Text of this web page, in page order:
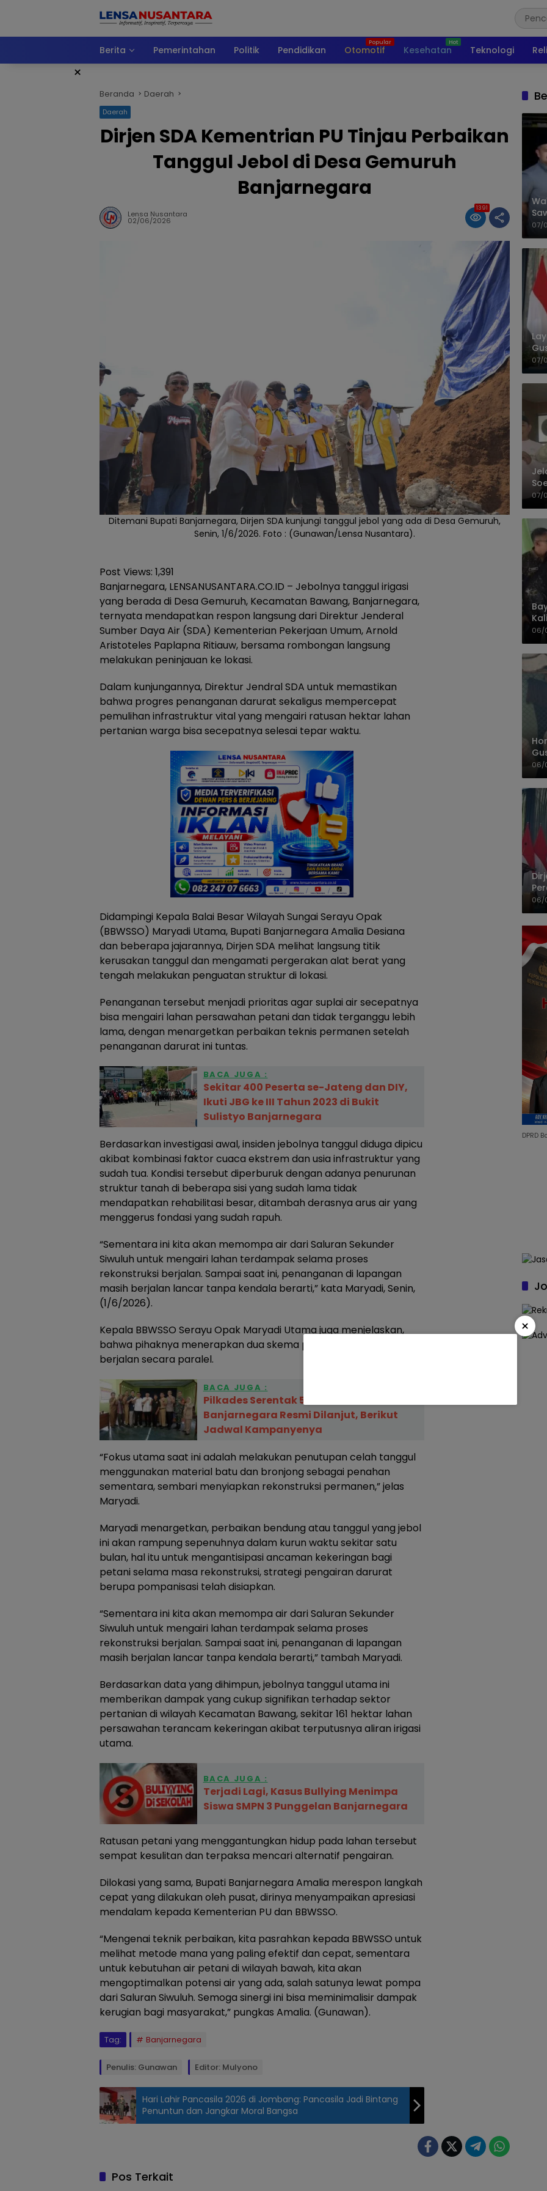
Berita
Pemerintahan Politik Pendidikan Otomotif Kesehatan Teknologi
×
Beranda Daerah
Daerah
Dirjen SDA Kementrian PU Tinjau Perbaikan
Tanggul Jebol di Desa Gemuruh
Banjarnegara
Lensa Nusantara
02/06/2026
1391
Ditemani Bupati Banjarnegara, Dirjen SDA kunjungi tanggul jebol yang ada di Desa Gemuruh,
Senin, 1/6/2026. Foto : (Gunawan/Lensa Nusantara).
Post Views: 1,391
Banjarnegara, LENSANUSANTARA.CO.ID – Jebolnya tanggul irigasi
yang berada di Desa Gemuruh, Kecamatan Bawang, Banjarnegara,
ternyata mendapatkan respon langsung dari Direktur Jenderal
Sumber Daya Air (SDA) Kementerian Pekerjaan Umum, Arnold
Aristoteles Paplapna Ritiauw, bersama rombongan langsung
melakukan peninjauan ke lokasi.
Dalam kunjungannya, Direktur Jendral SDA untuk memastikan
bahwa progres penanganan darurat sekaligus mempercepat
pemulihan infrastruktur vital yang mengairi ratusan hektar lahan
pertanian warga bisa secepatnya selesai tepar waktu.
Didampingi Kepala Balai Besar Wilayah Sungai Serayu Opak
(BBWSSO) Maryadi Utama, Bupati Banjarnegara Amalia Desiana
dan beberapa jajarannya, Dirjen SDA melihat langsung titik
kerusakan tanggul dan mengamati pergerakan alat berat yang
tengah melakukan penguatan struktur di lokasi.
Penanganan tersebut menjadi prioritas agar suplai air secepatnya
bisa mengairi lahan persawahan petani dan tidak terganggu lebih
lama, dengan menargetkan perbaikan teknis permanen setelah
penanganan darurat ini tuntas.
BACA JUGA :
Sekitar 400 Peserta se-Jateng dan DIY,
Ikuti JBG ke III Tahun 2023 di Bukit
Sulistyo Banjarnegara
Berdasarkan investigasi awal, insiden jebolnya tanggul diduga dipicu
akibat kombinasi faktor cuaca ekstrem dan usia infrastruktur yang
sudah tua. Kondisi tersebut diperburuk dengan adanya penurunan
struktur tanah di beberapa sisi yang sudah lama tidak
mendapatkan rehabilitasi besar, ditambah derasnya arus air yang
menggerus fondasi yang sudah rapuh.
“Sementara ini kita akan memompa air dari Saluran Sekunder
Siwuluh untuk mengairi lahan terdampak selama proses
rekonstruksi berjalan. Sampai saat ini, penanganan di lapangan
masih berjalan lancar tanpa kendala berarti,” kata Maryadi, Senin,
(1/6/2026).
Kepala BBWSSO Serayu Opak Maryadi Utama juga menjelaskan,
bahwa pihaknya menerapkan dua skema penanganan yang
berjalan secara paralel.
BACA JUGA :
Pilkades Serentak 57 Desa di
Banjarnegara Resmi Dilanjut, Berikut
Jadwal Kampanyenya
“Fokus utama saat ini adalah melakukan penutupan celah tanggul
menggunakan material batu dan bronjong sebagai penahan
sementara, sembari menyiapkan rekonstruksi permanen,” jelas
Maryadi.
Maryadi menargetkan, perbaikan bendung atau tanggul yang jebol
ini akan rampung sepenuhnya dalam kurun waktu sekitar satu
bulan, hal itu untuk mengantisipasi ancaman kekeringan bagi
petani selama masa rekonstruksi, strategi pengairan darurat
berupa pompanisasi telah disiapkan.
“Sementara ini kita akan memompa air dari Saluran Sekunder
Siwuluh untuk mengairi lahan terdampak selama proses
rekonstruksi berjalan. Sampai saat ini, penanganan di lapangan
masih berjalan lancar tanpa kendala berarti,” tambah Maryadi.
Berdasarkan data yang dihimpun, jebolnya tanggul utama ini
memberikan dampak yang cukup signifikan terhadap sektor
pertanian di wilayah Kecamatan Bawang, sekitar 161 hektar lahan
persawahan terancam kekeringan akibat terputusnya aliran irigasi
utama.
BACA JUGA :
‎Terjadi Lagi, Kasus Bullying Menimpa
Siswa SMPN 3 Punggelan Banjarnegara
Ratusan petani yang menggantungkan hidup pada lahan tersebut
sempat kesulitan dan terpaksa mencari alternatif pengairan.
Dilokasi yang sama, Bupati Banjarnegara Amalia merespon langkah
cepat yang dilakukan oleh pusat, dirinya menyampaikan apresiasi
mendalam kepada Kementerian PU dan BBWSSO.
“Mengenai teknik perbaikan, kita pasrahkan kepada BBWSSO untuk
melihat metode mana yang paling efektif dan cepat, sementara
untuk kebutuhan air petani di wilayah bawah, kita akan
mengoptimalkan potensi air yang ada, salah satunya lewat pompa
dari Saluran Siwuluh. Semoga sinergi ini bisa meminimalisir dampak
kerugian bagi masyarakat,” pungkas Amalia. (Gunawan).
Tag: Banjarnegara
Penulis: Gunawan Editor: Mulyono
kunjungi tanggul
Hari Lahir Pancasila 2026 di Jombang: Pancasila Jadi Bintang
Penuntun dan Jangkar Moral Bangsa
Pos Terkait
07/
07/
07/
06/
06/
06/
DPRD
×